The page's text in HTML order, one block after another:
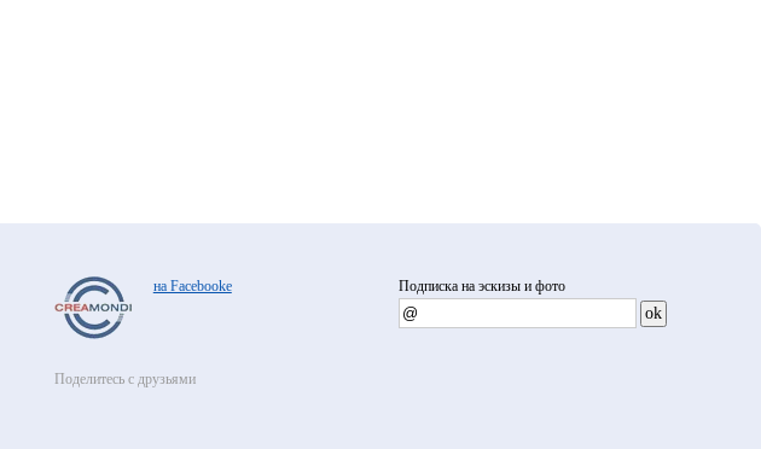
на Facebooke
Поделитесь с друзьями
Подписка на эскизы и фото